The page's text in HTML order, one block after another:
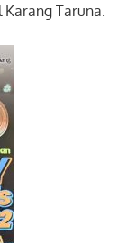
Taruna.